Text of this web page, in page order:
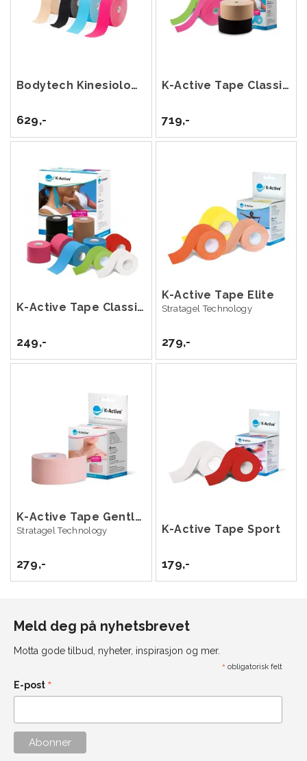
Bodytech Kinesiology Tape 5cm x 22m
629,-
K-Active Tape Classic 5 cm x 17 m
719,-
K-Active Tape Classic 5 cm x 5 m
249,-
K-Active Tape Elite
Stratagel Technology
279,-
K-Active Tape Gentle Beige 5cm x 5m
Stratagel Technology
279,-
K-Active Tape Sport
179,-
Meld deg på nyhetsbrevet
Motta gode tilbud, nyheter, inspirasjon og mer.
* obligatorisk felt
E-post *